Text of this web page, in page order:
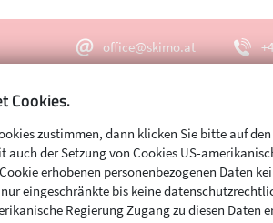
office@skimo.at
Cookies.
zustimmen, dann klicken Sie bitte auf
auch der Setzung von Cookies US-
erhobenen personenbezogenen Daten
eingeschränkte bis keine
Regierung Zugang zu diesen Daten